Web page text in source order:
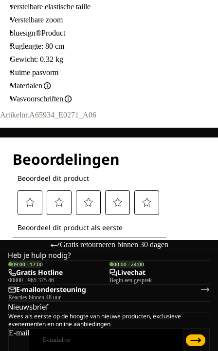
verstelbare elastische taille
Verstelbare zoom
bluesign®Product
Ruglengte: 80 cm
Gewicht: 0.32 kg
Ruime pasvorm
Materialen
Wasvoorschriften
Artikelnr.A65934_E0271_A06
Gratis retourneren binnen 30 dagen
Heb je hulp nodig?
09:00 - 17:00
Gratis Hotline
00800 - 965 375 46
00:00 - 24:00
Livechat
Begin een gesprek
E-mailondersteuning
Reacties binnen 48 uur
Nieuwsbrief
Wees als eerste op de hoogte van nieuwe producten, exclusieve
evenementen en online aanbiedingen
E-mail